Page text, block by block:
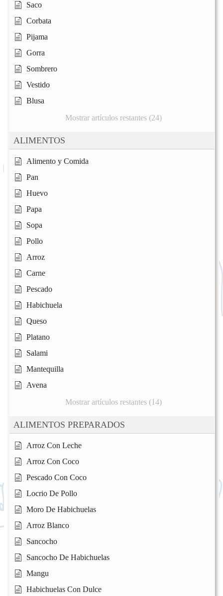
Saco
Corbata
Pijama
Gorra
Sombrero
Vestido
Blusa
Mostrar artículos restantes (24)
ALIMENTOS
Alimento y Comida
Pan
Huevo
Papa
Sopa
Pollo
Arroz
Carne
Pescado
Habichuela
Queso
Platano
Salami
Mantequilla
Avena
Mostrar artículos restantes (14)
ALIMENTOS PREPARADOS
Arroz Con Leche
Arroz Con Coco
Pescado Con Coco
Locrio De Pollo
Moro De Habichuelas
Arroz Blanco
Sancocho
Sancocho De Habichuelas
Mangu
Habichuelas Con Dulce